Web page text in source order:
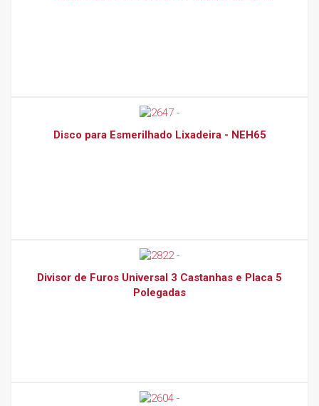
Disco para Esmerilhado Lixadeira - NEH65
Divisor de Furos Universal 3 Castanhas e Placa 5
Polegadas